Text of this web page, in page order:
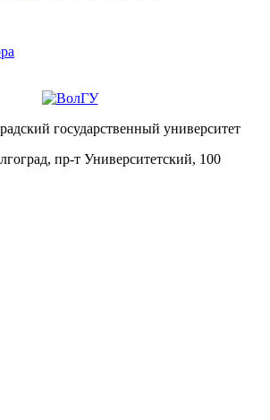
государственный университет
пр-т Университетский, 100